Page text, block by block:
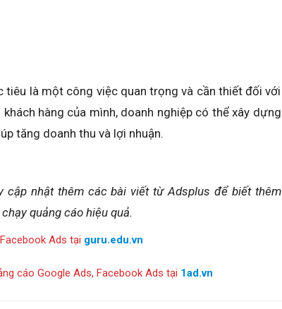
tiêu là một công việc quan trọng và cần thiết đối với
hàng của mình, doanh nghiệp có thể xây dựng
tăng doanh thu và lợi nhuận.
cập nhật thêm các bài viết từ Adsplus để biết thêm
quảng cáo hiệu quả.
Ads tại guru.edu.vn
cáo Google Ads, Facebook Ads tại 1ad.vn